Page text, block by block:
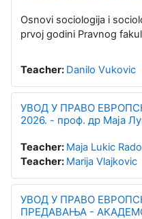
Osnovi sociologija i
prvoj godini Pravnog
Teacher: Danilo Vukovic
УВОД У ПРАВО
2026. - проф. др Маја
Teacher: Maja Lukic
Teacher: Marija Vlajkovic
УВОД У ПРАВО
ПРЕДАВАЊА -